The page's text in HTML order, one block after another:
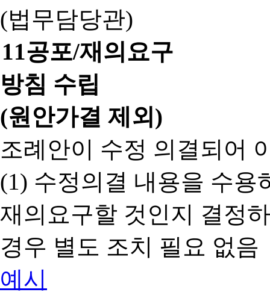
(법무담당관)
11공포/재의요구
방침 수립
(원안가결 제외)
조례안이 수정 의결되어
(1) 수정의결 내용을 수용
재의요구할 것인지 결정
경우 별도 조치 필요 없음
예시